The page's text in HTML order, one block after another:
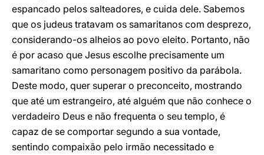
espancado pelos salteadores, e cuida dele. Sabemos
que os judeus tratavam os samaritanos com desprezo,
considerando-os alheios ao povo eleito. Portanto, não
é por acaso que Jesus escolhe precisamente um
samaritano como personagem positivo da parábola.
Deste modo, quer superar o preconceito, mostrando
que até um estrangeiro, até alguém que não conhece o
verdadeiro Deus e não frequenta o seu templo, é
capaz de se comportar segundo a sua vontade,
sentindo compaixão pelo irmão necessitado e